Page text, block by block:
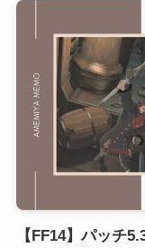
【FF14】パッ